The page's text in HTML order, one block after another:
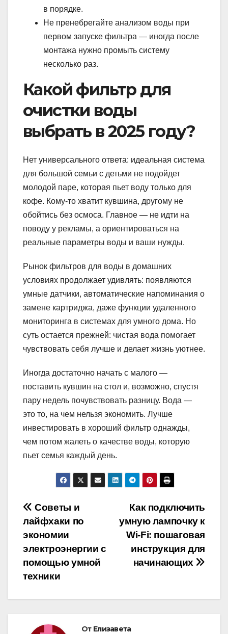
в порядке.
Не пренебрегайте анализом воды при
первом запуске фильтра — иногда после
монтажа нужно промыть систему
несколько раз.
Какой фильтр для
очистки воды
выбрать в 2025 году?
Нет универсального ответа: идеальная система
для большой семьи с детьми не подойдет
молодой паре, которая пьет воду только для
кофе. Кому-то хватит кувшина, другому не
обойтись без осмоса. Главное — не идти на
поводу у рекламы, а ориентироваться на
реальные параметры воды и ваши нужды.
Рынок фильтров для воды в домашних
условиях продолжает удивлять: появляются
умные датчики, автоматические напоминания о
замене картриджа, даже функции удаленного
мониторинга в системах для умного дома. Но
суть остается прежней: чистая вода помогает
чувствовать себя лучше и делает жизнь уютнее.
Иногда достаточно начать с малого —
поставить кувшин на стол и, возможно, спустя
пару недель почувствовать разницу. Вода —
это то, на чем нельзя экономить. Лучше
инвестировать в хороший фильтр однажды,
чем потом жалеть о качестве воды, которую
пьет семья каждый день.
Навигация
по
записям
Как подключить
умную лампочку к
Wi-Fi: пошаговая
инструкция для
начинающих
Советы и
лайфхаки по
экономии
электроэнергии с
помощью умной
техники
От Елизавета